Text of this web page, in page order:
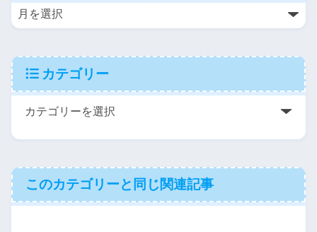
カテゴリー
このカテゴリーと同じ関連記事